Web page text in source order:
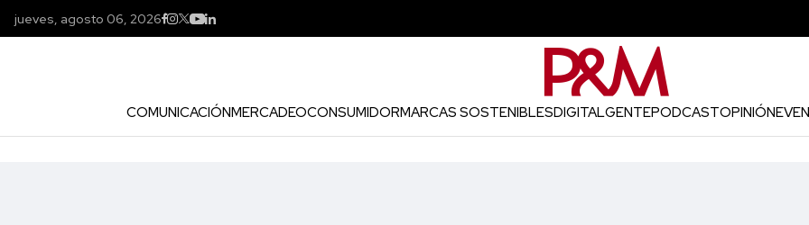
jueves, agosto 06, 2026
COMUNICACIÓNMERCADEOCONSUMIDORMARCAS SOSTENIBLESDIGITALGENTEPODCASTOPINIÓN